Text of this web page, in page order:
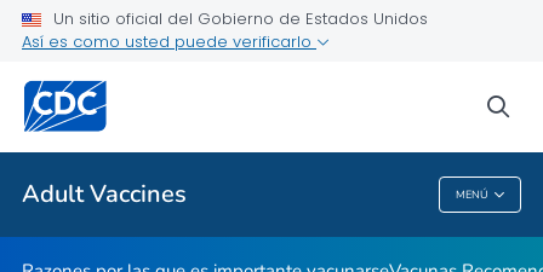
Un sitio oficial del Gobierno de Estados Unidos
Así es como usted puede verificarlo
Adult Vaccines MENÚ
Temas relacionados
Adult Vaccines